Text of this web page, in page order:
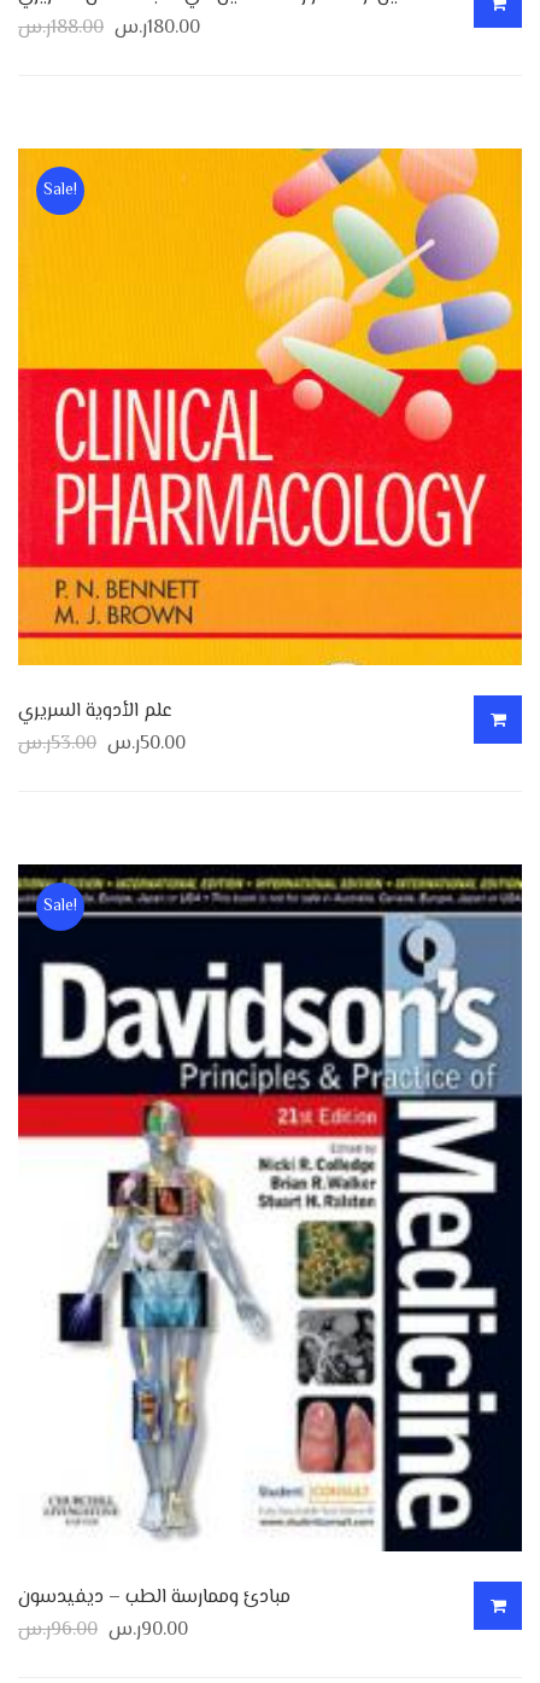
188.00ر.س 180.00ر.س
Sale!
علم الأدوية السريري
53.00ر.س 50.00ر.س
Sale!
مبادئ وممارسة الطب – ديفيدسون
96.00ر.س 90.00ر.س